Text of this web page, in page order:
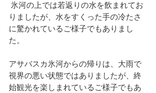
りましたが、水をすくった手の冷たさ
に驚かれているご様子でもありまし
た。
アサバスカ氷河からの帰りは、大雨で
視界の悪い状態ではありましたが、終
始観光を楽しまれているご様子でもあ